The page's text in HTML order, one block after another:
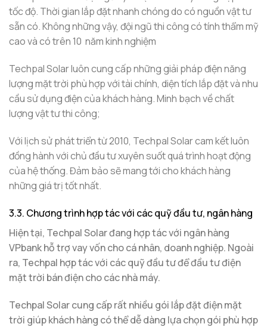
tốc độ. Thời gian lắp đặt nhanh chóng do có nguồn vật tư
sẵn có. Không những vậy, đội ngũ thi công có tính thẩm mỹ
cao và có trên 10 năm kinh nghiệm
Techpal Solar luôn cung cấp những giải pháp điện năng
lượng mặt trời phù hợp với tài chính, diện tích lắp đặt và nhu
cầu sử dụng điện của khách hàng. Minh bạch về chất
lượng vật tư thi công;
Với lịch sử phát triển từ 2010, Techpal Solar cam kết luôn
đồng hành với chủ đầu tư xuyên suốt quá trình hoạt động
của hệ thống. Đảm bảo sẽ mang tới cho khách hàng
những giá trị tốt nhất.
3.3. Chương trình hợp tác với các quỹ đầu tư, ngân hàng
Hiện tại, Techpal Solar đang hợp tác với ngân hàng
VPbank hỗ trợ vay vốn cho cá nhân, doanh nghiệp. Ngoài
ra, Techpal hợp tác với các quỹ đầu tư để đầu tư điện
mặt trời bán điện cho các nhà máy.
Techpal Solar cung cấp rất nhiều gói lắp đặt điện mặt
trời giúp khách hàng có thể dễ dàng lựa chọn gói phù hợp